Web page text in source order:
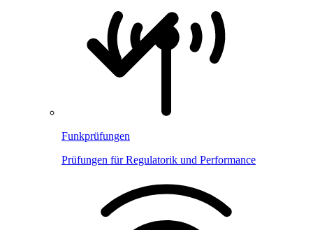
Funkprüfungen
Prüfungen für Regulatorik und Performance